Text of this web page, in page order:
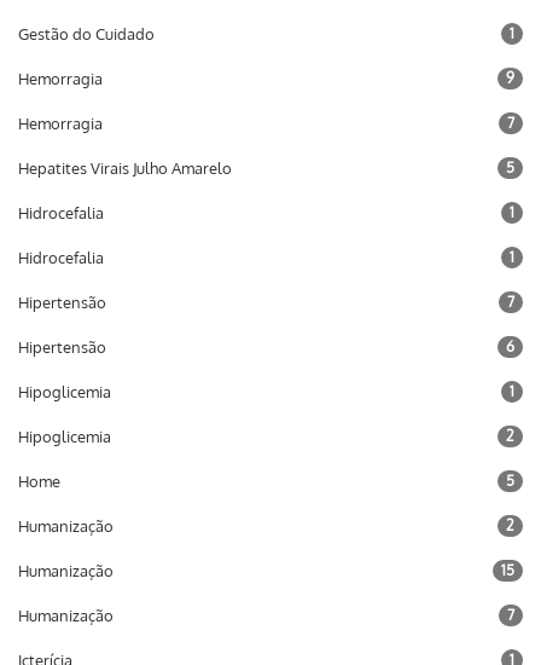
Gestão do Cuidado 1
Hemorragia 9
Hemorragia 7
Hepatites Virais Julho Amarelo 5
Hidrocefalia 1
Hidrocefalia 1
Hipertensão 7
Hipertensão 6
Hipoglicemia 1
Hipoglicemia 2
Home 5
Humanização 2
Humanização 15
Humanização 7
Icterícia 1